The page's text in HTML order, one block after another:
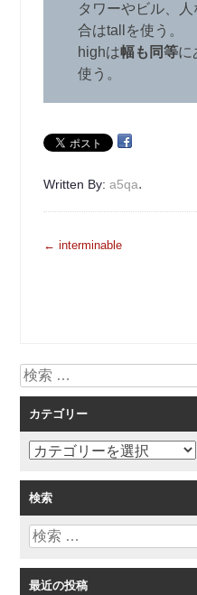
タワーやビル、
合はtallを使う。
highは幅も同等に
使う。
Written By:a5qa.
投
シ
ョ
ン
← interminable
検
索
カテゴリー
カ
ゴ
リ
ー
検索
検
最近の投稿